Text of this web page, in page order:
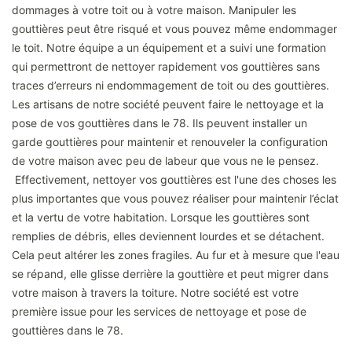
dommages à votre toit ou à votre maison. Manipuler les
gouttières peut être risqué et vous pouvez même endommager
le toit. Notre équipe a un équipement et a suivi une formation
qui permettront de nettoyer rapidement vos gouttières sans
traces d’erreurs ni endommagement de toit ou des gouttières.
Les artisans de notre société peuvent faire le nettoyage et la
pose de vos gouttières dans le 78. Ils peuvent installer un
garde gouttières pour maintenir et renouveler la configuration
de votre maison avec peu de labeur que vous ne le pensez.
Effectivement, nettoyer vos gouttières est l'une des choses les
plus importantes que vous pouvez réaliser pour maintenir l’éclat
et la vertu de votre habitation. Lorsque les gouttières sont
remplies de débris, elles deviennent lourdes et se détachent.
Cela peut altérer les zones fragiles. Au fur et à mesure que l'eau
se répand, elle glisse derrière la gouttière et peut migrer dans
votre maison à travers la toiture. Notre société est votre
première issue pour les services de nettoyage et pose de
gouttières dans le 78.